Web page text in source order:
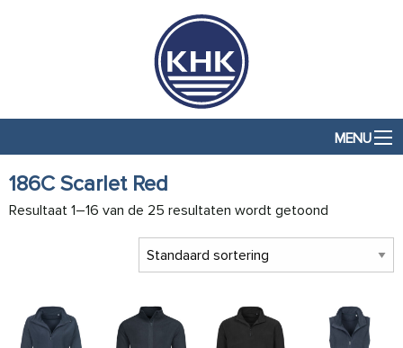
MENU
186C Scarlet Red
Resultaat 1–16 van de 25 resultaten wordt getoond